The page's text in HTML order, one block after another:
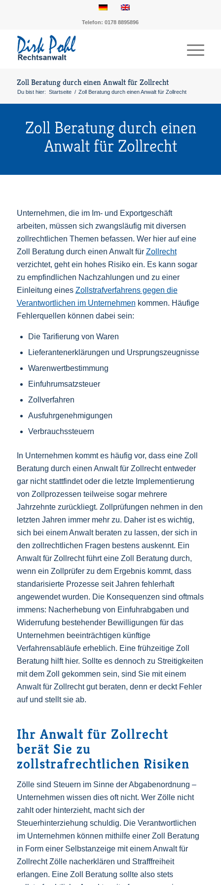
Telefon: 0178 8895896
Zoll Beratung durch einen Anwalt für Zollrecht
Du bist hier: Startseite / Zoll Beratung durch einen Anwalt für Zollrecht
Zoll Beratung durch einen
Anwalt für Zollrecht
Unternehmen, die im Im- und Exportgeschäft
arbeiten, müssen sich zwangsläufig mit diversen
zollrechtlichen Themen befassen. Wer hier auf eine
Zoll Beratung durch einen Anwalt für Zollrecht
verzichtet, geht ein hohes Risiko ein. Es kann sogar
zu empfindlichen Nachzahlungen und zu einer
Einleitung eines Zollstrafverfahrens gegen die
Verantwortlichen im Unternehmen kommen. Häufige
Fehlerquellen können dabei sein:
Die Tarifierung von Waren
Lieferantenerklärungen und Ursprungszeugnisse
Warenwertbestimmung
Einfuhrumsatzsteuer
Zollverfahren
Ausfuhrgenehmigungen
Verbrauchssteuern
In Unternehmen kommt es häufig vor, dass eine Zoll
Beratung durch einen Anwalt für Zollrecht entweder
gar nicht stattfindet oder die letzte Implementierung
von Zollprozessen teilweise sogar mehrere
Jahrzehnte zurückliegt. Zollprüfungen nehmen in den
letzten Jahren immer mehr zu. Daher ist es wichtig,
sich bei einem Anwalt beraten zu lassen, der sich in
den zollrechtlichen Fragen bestens auskennt. Ein
Anwalt für Zollrecht führt eine Zoll Beratung durch,
wenn ein Zollprüfer zu dem Ergebnis kommt, dass
standarisierte Prozesse seit Jahren fehlerhaft
angewendet wurden. Die Konsequenzen sind oftmals
immens: Nacherhebung von Einfuhrabgaben und
Widerrufung bestehender Bewilligungen für das
Unternehmen beeinträchtigen künftige
Verfahrensabläufe erheblich. Eine frühzeitige Zoll
Beratung hilft hier. Sollte es dennoch zu Streitigkeiten
mit dem Zoll gekommen sein, sind Sie mit einem
Anwalt für Zollrecht gut beraten, denn er deckt Fehler
auf und stellt sie ab.
Ihr Anwalt für Zollrecht
berät Sie zu
zollstrafrechtlichen Risiken
Zölle sind Steuern im Sinne der Abgabenordnung –
Unternehmen wissen dies oft nicht. Wer Zölle nicht
zahlt oder hinterzieht, macht sich der
Steuerhinterziehung schuldig. Die Verantwortlichen
im Unternehmen können mithilfe einer Zoll Beratung
in Form einer Selbstanzeige mit einem Anwalt für
Zollrecht Zölle nacherklären und Strafffreiheit
erlangen. Eine Zoll Beratung sollte also stets